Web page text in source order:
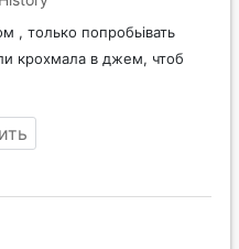
только попробьівать
крохмала в джем, чтоб